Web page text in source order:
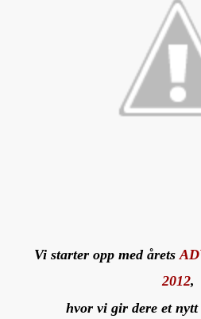
Vi starter opp med årets
2012,
hvor vi gir dere et